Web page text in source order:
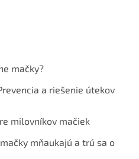
mačky?
a riešenie útekov
milovníkov mačiek
mňaukajú a trú sa o